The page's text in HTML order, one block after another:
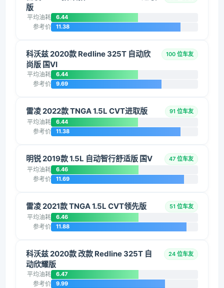
版
平均油耗 6.44
参考价 11.38
科沃兹 2020款 Redline 325T 自动欣
尚版 国VI
100 位车友
平均油耗 6.44
参考价 9.69
雷凌 2022款 TNGA 1.5L CVT进取版 91 位车友
平均油耗 6.44
参考价 11.38
明锐 2019款 1.5L 自动智行舒适版 国V 47 位车友
平均油耗 6.46
参考价 11.69
雷凌 2021款 TNGA 1.5L CVT领先版 51 位车友
平均油耗 6.46
参考价 11.88
科沃兹 2020款 改款 Redline 325T 自
动欣耀版
24 位车友
平均油耗 6.47
参考价 9.99